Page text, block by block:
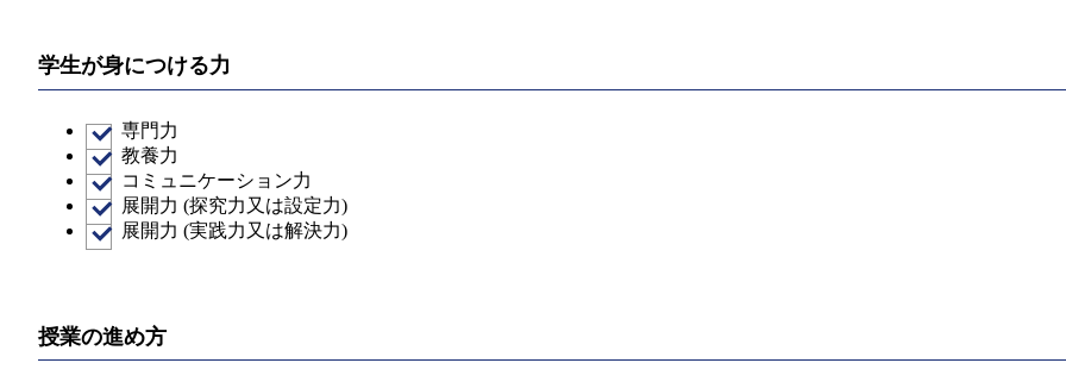
学生が身につける力
専門力
教養力
コミュニケーション力
展開力 (探究力又は設定力)
展開力 (実践力又は解決力)
授業の進め方